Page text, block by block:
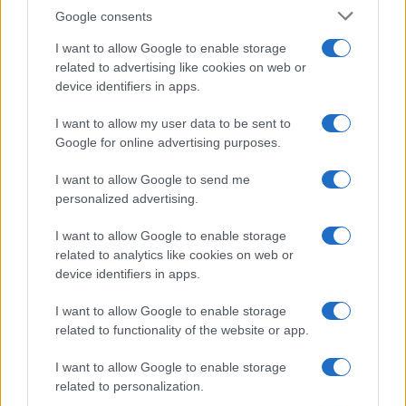
Google consents
I want to allow Google to enable storage
related to advertising like cookies on web or
device identifiers in apps.
I want to allow my user data to be sent to
Google for online advertising purposes.
I want to allow Google to send me
personalized advertising.
I want to allow Google to enable storage
related to analytics like cookies on web or
device identifiers in apps.
I want to allow Google to enable storage
related to functionality of the website or app.
I want to allow Google to enable storage
related to personalization.
3. Sushi giapponese
Il sushi è un’arte culinaria che richiede pratica. Puoi
iniziare con i maki, rotoli di riso e alghe ripieni di
piatto sano e gustoso.
Consigli per cucinare piatti etnici
Quando ti approcci alla cucina etnica, ci sono
Inizia con ricette semplici per acquisire
familiarità con gli ingredienti e le tecniche.
Non aver paura di sperimentare e modificare le